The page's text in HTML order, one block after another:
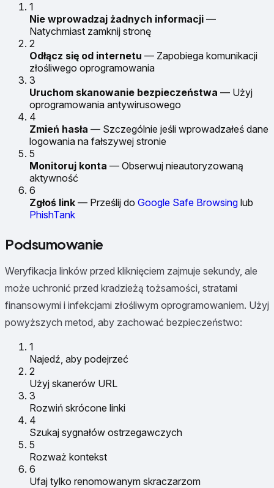
1
Nie wprowadzaj żadnych informacji —
Natychmiast zamknij stronę
2
Odłącz się od internetu — Zapobiega komunikacji
złośliwego oprogramowania
3
Uruchom skanowanie bezpieczeństwa — Użyj
oprogramowania antywirusowego
4
Zmień hasła — Szczególnie jeśli wprowadzałeś dane
logowania na fałszywej stronie
5
Monitoruj konta — Obserwuj nieautoryzowaną
aktywność
6
Zgłoś link — Prześlij do Google Safe Browsing lub
PhishTank
Podsumowanie
Weryfikacja linków przed kliknięciem zajmuje sekundy, ale
może uchronić przed kradzieżą tożsamości, stratami
finansowymi i infekcjami złośliwym oprogramowaniem. Użyj
powyższych metod, aby zachować bezpieczeństwo:
1
Najedź, aby podejrzeć
2
Użyj skanerów URL
3
Rozwiń skrócone linki
4
Szukaj sygnałów ostrzegawczych
5
Rozważ kontekst
6
Ufaj tylko renomowanym skraczarzom